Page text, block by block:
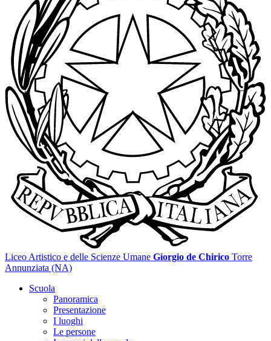
Liceo Artistico e delle Scienze Umane Giorgio de Chirico Torre
Annunziata (NA)
Scuola
Panoramica
Presentazione
I luoghi
Le persone